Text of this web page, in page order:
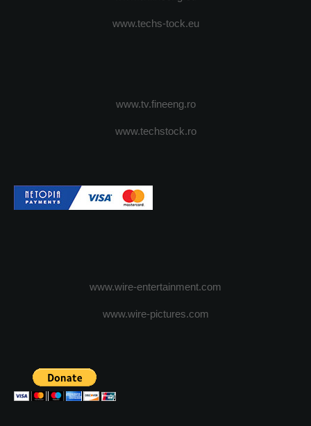
www.techs-tock.eu
www.tv.fineeng.ro
www.techstock.ro
www.wire-entertainment.com
www.wire-pictures.com